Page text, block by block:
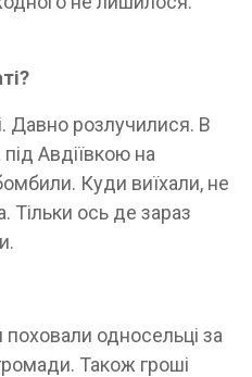
Давно розлучилися. В
Авдіївкою на
Куди виїхали, не
ось де зараз
односельці за
Також гроші